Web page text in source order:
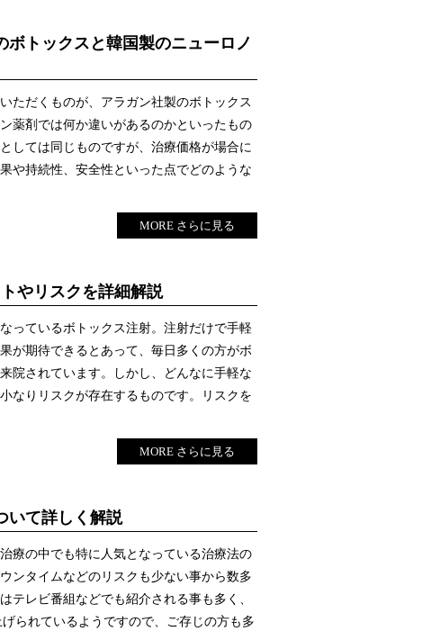
トックスと韓国製のニューロノ
ただくものが、アラガン社製のボトックス
薬剤では何か違いがあるのかといったもの
しては同じものですが、治療価格が場合に
や持続性、安全性といった点でどのような
MORE さらに見る
やリスクを詳細解説
っているボトックス注射。注射だけで手軽
が期待できるとあって、毎日多くの方がボ
院されています。しかし、どんなに手軽な
なりリスクが存在するものです。リスクを
MORE さらに見る
いて詳しく解説
療の中でも特に人気となっている治療法の
ンタイムなどのリスクも少ない事から数多
テレビ番組などでも紹介される事も多く、
られているようですので、ご存じの方も多